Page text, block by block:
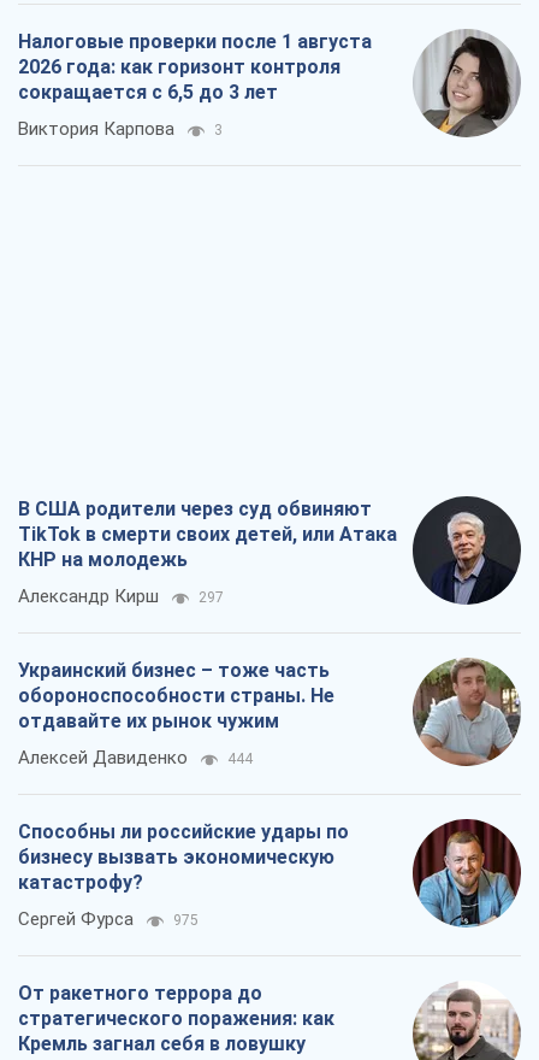
Налоговые проверки после 1 августа
2026 года: как горизонт контроля
сокращается с 6,5 до 3 лет
Виктория Карпова 3
В США родители через суд обвиняют
TikTok в смерти своих детей, или Атака
КНР на молодежь
Александр Кирш 297
Украинский бизнес – тоже часть
обороноспособности страны. Не
отдавайте их рынок чужим
Алексей Давиденко 444
Способны ли российские удары по
бизнесу вызвать экономическую
катастрофу?
Сергей Фурса 975
От ракетного террора до
стратегического поражения: как
Кремль загнал себя в ловушку